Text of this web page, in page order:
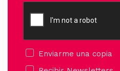
Enviarme una copia